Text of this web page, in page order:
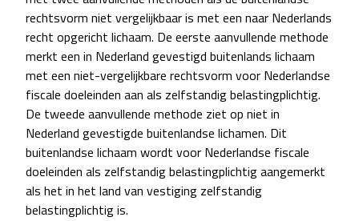
rechtsvorm niet vergelijkbaar is met een naar Nederlands
recht opgericht lichaam. De eerste aanvullende methode
merkt een in Nederland gevestigd buitenlands lichaam
met een niet-vergelijkbare rechtsvorm voor Nederlandse
fiscale doeleinden aan als zelfstandig belastingplichtig.
De tweede aanvullende methode ziet op niet in
Nederland gevestigde buitenlandse lichamen. Dit
buitenlandse lichaam wordt voor Nederlandse fiscale
doeleinden als zelfstandig belastingplichtig aangemerkt
als het in het land van vestiging zelfstandig
belastingplichtig is.